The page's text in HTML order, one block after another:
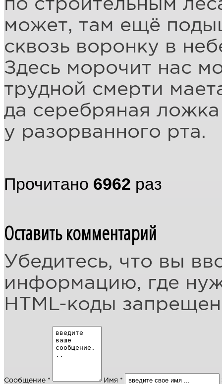
по строительным
может, там ещё
сквозь воронку в
Здесь морочит нас
трудной смерти
да серебряная ложка
у разорванного рта.
Прочитано 6962 раз
Оставить комментарий
Убедитесь, что вы
информацию, где
HTML-коды
Сообщение * Имя *